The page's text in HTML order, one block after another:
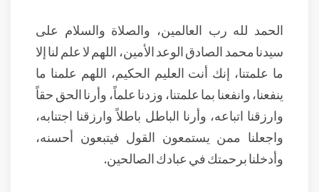
الحمد لله رب العالمين، والصلاة والسلام على
سيدنا محمد الصادق الوعد الأمين، اللهم لا علم لنا إلا
ما علمتنا، إنك أنت العليم الحكيم، اللهم علمنا ما
ينفعنا، وانفعنا بما علمتنا، وزدنا علماً، وأرنا الحق حقاً
وارزقنا اتباعه، وأرنا الباطل باطلاً وارزقنا اجتنابه،
واجعلنا ممن يستمعون القول فيتبعون أحسنه،
وأدخلنا برحمتك في عبادك الصالحين.